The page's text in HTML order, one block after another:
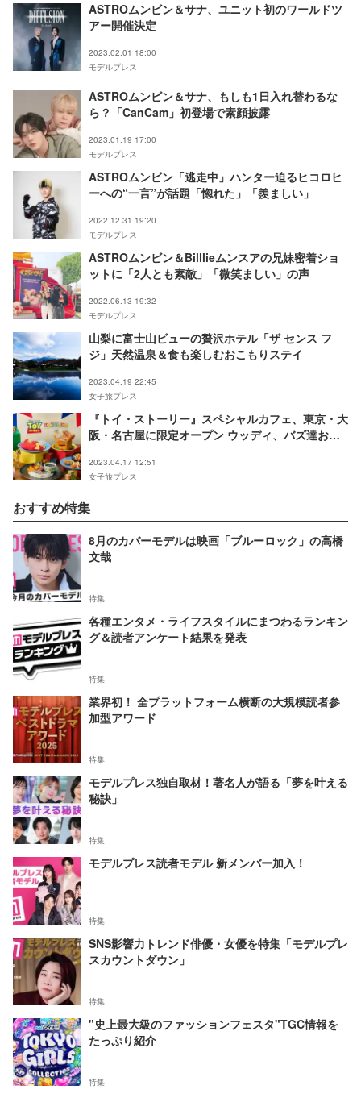
ASTROムンビン＆サナ、ユニット初のワールドツ
アー開催決定
2023.02.01 18:00
モデルプレス
ASTROムンビン＆サナ、もしも1日入れ替わるな
ら？「CanCam」初登場で素顔披露
2023.01.19 17:00
モデルプレス
ASTROムンビン「逃走中」ハンター迫るヒコロヒ
ーへの“一言”が話題「惚れた」「羨ましい」
2022.12.31 19:20
モデルプレス
ASTROムンビン＆Billlieムンスアの兄妹密着ショ
ットに「2人とも素敵」「微笑ましい」の声
2022.06.13 19:32
モデルプレス
山梨に富士山ビューの贅沢ホテル「ザ センス フ
ジ」天然温泉＆食も楽しむおこもりステイ
2023.04.19 22:45
女子旅プレス
『トイ・ストーリー』スペシャルカフェ、東京・大
阪・名古屋に限定オープン ウッディ、バズ達おも
2023.04.17 12:51
女子旅プレス
おすすめ特集
8月のカバーモデルは映画「ブルーロック」の高橋
文哉
特集
各種エンタメ・ライフスタイルにまつわるランキン
グ＆読者アンケート結果を発表
特集
業界初！ 全プラットフォーム横断の大規模読者参
加型アワード
特集
モデルプレス独自取材！著名人が語る「夢を叶える
秘訣」
特集
モデルプレス読者モデル 新メンバー加入！
特集
SNS影響力トレンド俳優・女優を特集「モデルプレ
スカウントダウン」
特集
"史上最大級のファッションフェスタ"TGC情報を
たっぷり紹介
特集